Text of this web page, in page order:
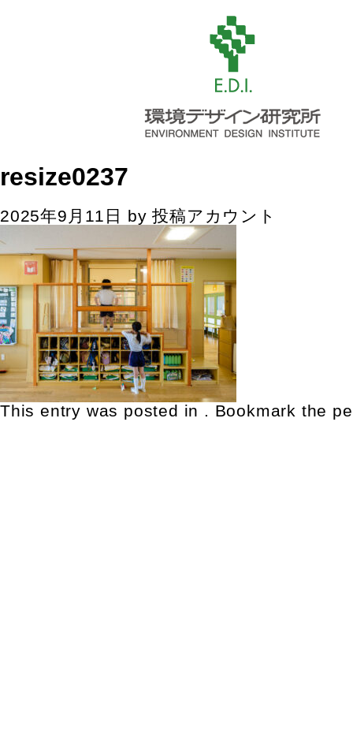
resize0237
2025年9月11日 by投稿アカウント
This entry was posted in . Bookmark the